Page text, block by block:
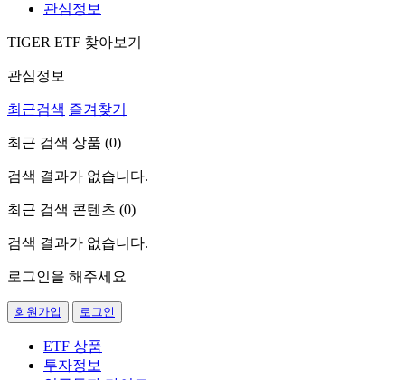
관심정보
TIGER ETF 찾아보기
관심정보
최근검색 즐겨찾기
최근 검색 상품 (0)
검색 결과가 없습니다.
최근 검색 콘텐츠 (0)
검색 결과가 없습니다.
로그인을 해주세요
회원가입 로그인
ETF 상품
투자정보